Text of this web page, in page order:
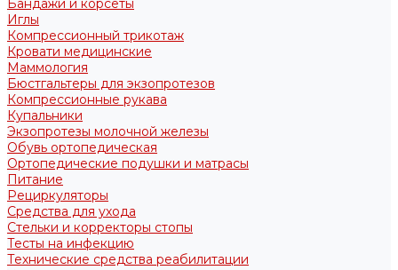
Бандажи и корсеты
Иглы
Компрессионный трикотаж
Кровати медицинские
Маммология
Бюстгальтеры для экзопротезов
Компрессионные рукава
Купальники
Экзопротезы молочной железы
Обувь ортопедическая
Ортопедические подушки и матрасы
Питание
Рециркуляторы
Средства для ухода
Стельки и корректоры стопы
Тесты на инфекцию
Технические средства реабилитации